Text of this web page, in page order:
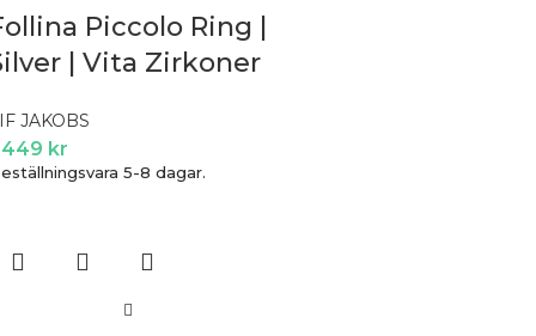
Piccolo Ring |
| Vita Zirkoner
JAKOBS
449 kr
5-8 dagar.